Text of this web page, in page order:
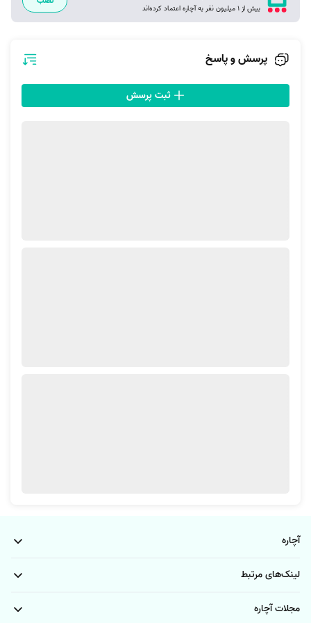
می‌شود شامل موارد زیر هستند:
سپهر الکتریک
کاوه کویر
آزمون کار
بیش از 1 میلیون نفر به آچاره اعتماد کرده‌اند
پرسش و پاسخ
آچاره
لینک‌های مرتبط
مجلات آچاره